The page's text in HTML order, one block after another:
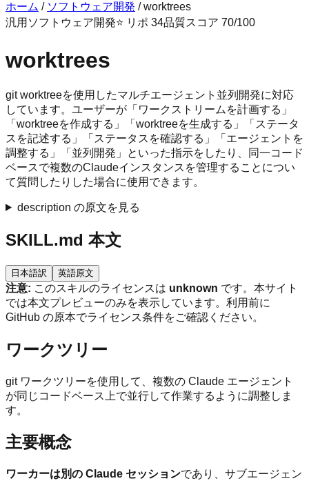
ホーム / ソフトウェア開発 /worktrees
汎用 ソフトウェア開発⭐ リポ 34品質スコア 70/100
worktrees
git worktreeを使用したマルチエージェント並列開発に対応
しています。ユーザーが「ワークストリームを計画する」
「worktreeを作成する」「worktreeを生成する」「ステータ
スを記述する」「ステータスを確認する」「エージェントを
調整する」「並列開発」といった指示をしたり、同一コード
ベースで複数のClaudeインスタンスを管理することについ
て質問したりした場合に使用できます。
description の原文を見る
SKILL.md 本文
日本語訳 英語原文
注意: このスキルのライセンスは unknown です。本サイト
では本文プレビューのみを表示しています。利用前に
GitHub の原本でライセンス条件をご確認ください。
ワークツリー
git ワークツリーを使用して、複数の Claude エージェント
が同じコードベース上で並行して作業するように調整しま
す。
主要概念
ワーカーは別の Claude セッションであり、サブエージェン